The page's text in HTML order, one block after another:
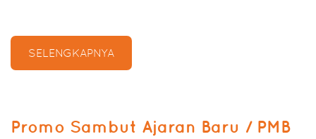
SELENGKAPNYA
Promo Sambut Ajaran Baru / PMB